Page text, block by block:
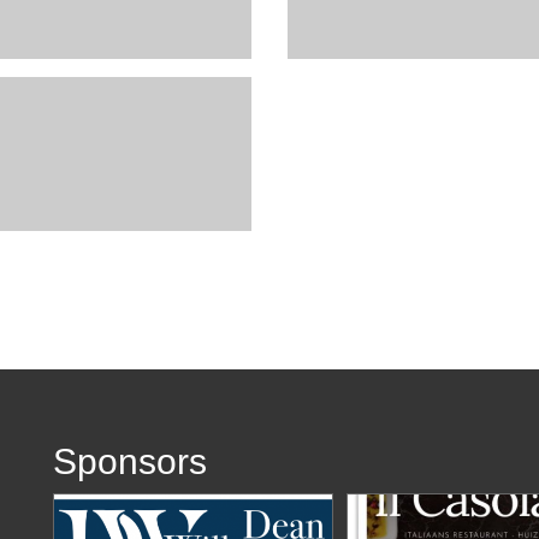
Sponsors